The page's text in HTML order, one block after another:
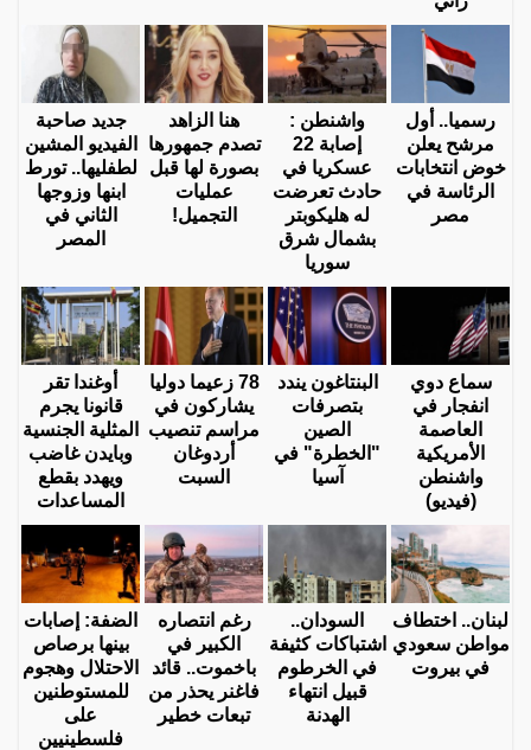
رسميا.. أول
مرشح يعلن
خوض انتخابات
الرئاسة في
مصر
واشنطن :
إصابة 22
عسكريا في
حادث تعرضت
له هليكوبتر
بشمال شرق
سوريا
هنا الزاهد
تصدم جمهورها
بصورة لها قبل
عمليات
التجميل!
جديد صاحبة
الفيديو المشين
لطفليها.. تورط
ابنها وزوجها
الثاني في
المصر
سماع دوي
انفجار في
العاصمة
الأمريكية
واشنطن
(فيديو)
البنتاغون يندد
بتصرفات
الصين
"الخطرة" في
آسيا
78 زعيما دوليا
يشاركون في
مراسم تنصيب
أردوغان
السبت
أوغندا تقر
قانونا يجرم
المثلية الجنسية
وبايدن غاضب
ويهدد بقطع
المساعدات
لبنان.. اختطاف
مواطن سعودي
في بيروت
السودان..
اشتباكات كثيفة
في الخرطوم
قبيل انتهاء
الهدنة
رغم انتصاره
الكبير في
باخموت.. قائد
فاغنر يحذر من
تبعات خطير
الضفة: إصابات
بينها برصاص
الاحتلال وهجوم
للمستوطنين
على
فلسطينيين